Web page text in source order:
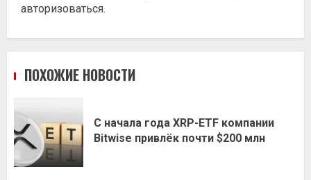
авторизоваться.
ПОХОЖИЕ НОВОСТИ
С начала года XRP-ETF компании
Bitwise привлёк почти $200 млн